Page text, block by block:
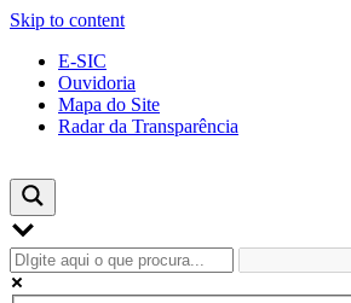
Skip to content
E-SIC
Ouvidoria
Mapa do Site
Radar da Transparência